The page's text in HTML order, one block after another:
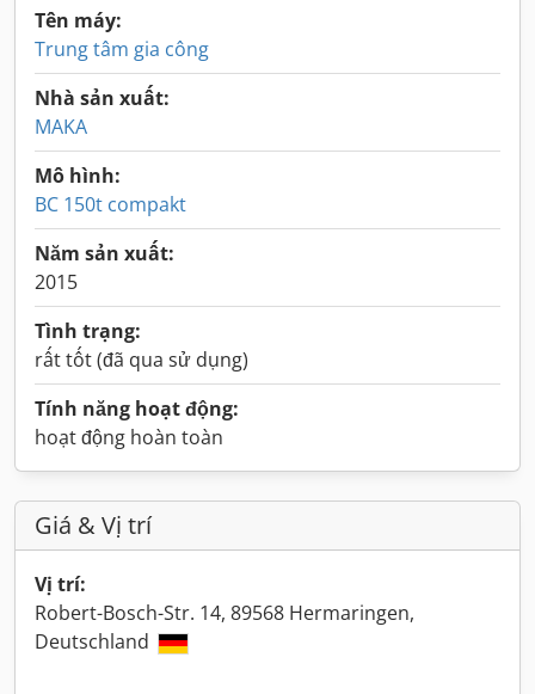
Tên máy:
Trung tâm gia công
Nhà sản xuất:
MAKA
Mô hình:
BC 150t compakt
Năm sản xuất:
2015
Tình trạng:
rất tốt (đã qua sử dụng)
Tính năng hoạt động:
hoạt động hoàn toàn
Giá & Vị trí
Vị trí:
Robert-Bosch-Str. 14, 89568 Hermaringen,
Deutschland